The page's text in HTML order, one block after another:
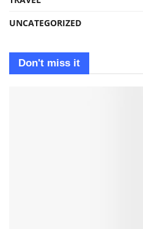
UNCATEGORIZED
Don't miss it